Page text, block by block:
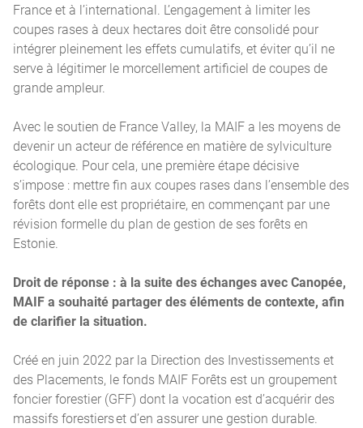
France et à l’international. L’engagement à limiter les
coupes rases à deux hectares doit être consolidé pour
intégrer pleinement les effets cumulatifs, et éviter qu’il ne
serve à légitimer le morcellement artificiel de coupes de
grande ampleur.
Avec le soutien de France Valley, la MAIF a les moyens de
devenir un acteur de référence en matière de sylviculture
écologique. Pour cela, une première étape décisive
s’impose : mettre fin aux coupes rases dans l’ensemble des
forêts dont elle est propriétaire, en commençant par une
révision formelle du plan de gestion de ses forêts en
Estonie.
Droit de réponse : à la suite des échanges avec Canopée,
MAIF a souhaité partager des éléments de contexte, afin
de clarifier la situation.
Créé en juin 2022 par la Direction des Investissements et
des Placements, le fonds MAIF Forêts est un groupement
foncier forestier (GFF) dont la vocation est d’acquérir des
massifs forestiers et d’en assurer une gestion durable.